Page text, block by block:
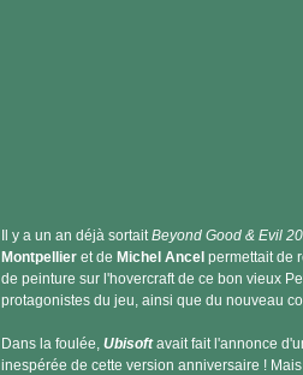
Il y a un an déjà sortaitBeyond Good & Evil
Montpellieret de Michel Ancel permettait de
de peinture sur l'hovercraft de ce bon vieux
protagonistes du jeu, ainsi que du nouveau
Dans la foulée, Ubisoftavait fait l'annonce
inespérée de cette version anniversaire !